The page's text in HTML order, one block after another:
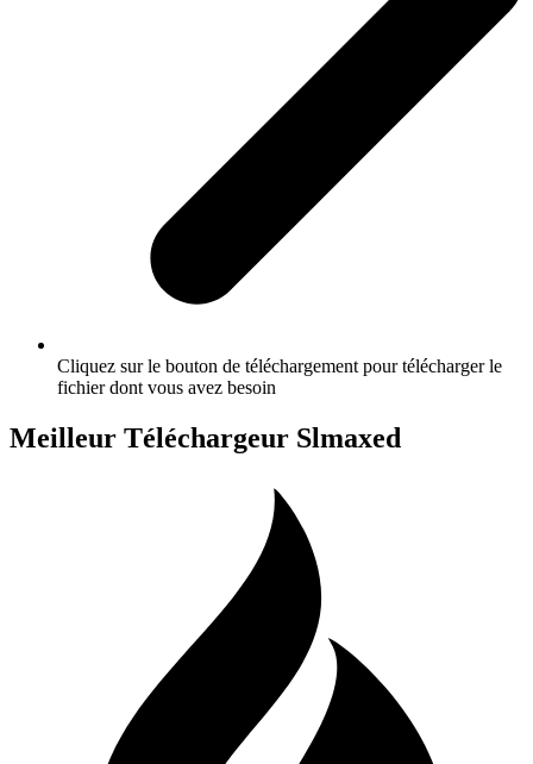
Cliquez sur le bouton de téléchargement pour télécharger le
fichier dont vous avez besoin
Meilleur Téléchargeur Slmaxed